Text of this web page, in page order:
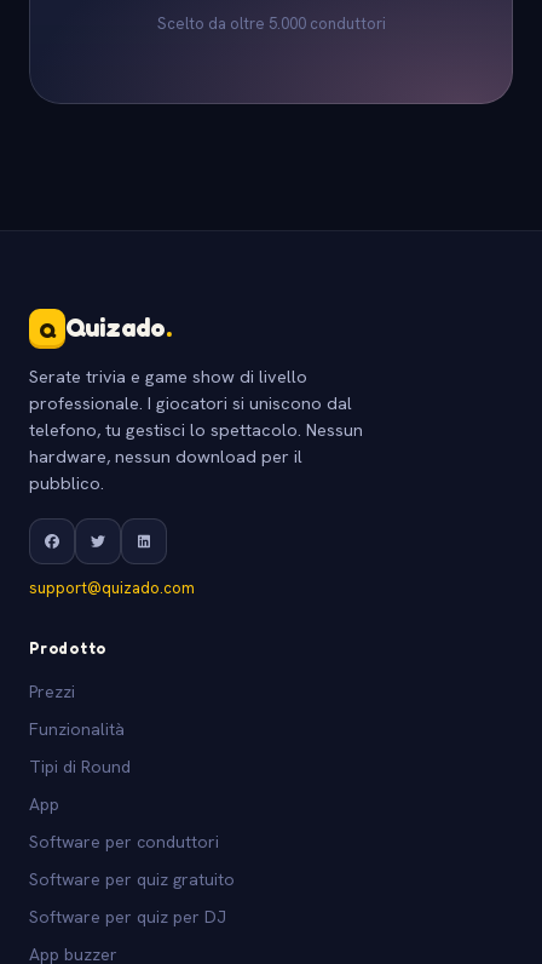
Scelto da oltre 5.000 conduttori
Q Quizado.
Serate trivia e game show di livello
professionale. I giocatori si uniscono dal
telefono, tu gestisci lo spettacolo. Nessun
hardware, nessun download per il
pubblico.
support@quizado.com
Prodotto
Prezzi
Funzionalità
Tipi di Round
App
Software per conduttori
Software per quiz gratuito
Software per quiz per DJ
App buzzer